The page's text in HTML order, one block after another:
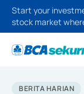
Start your
stock market
BERITA HARIAN